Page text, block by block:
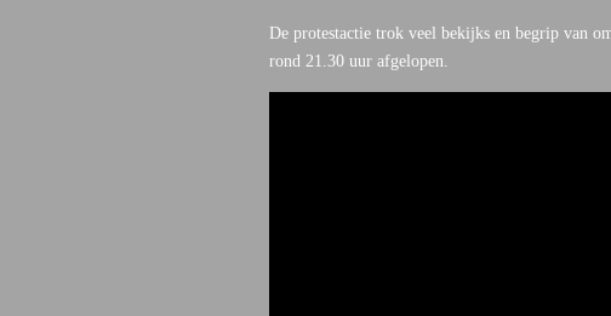
De protestactie trok veel bekijks en begrip van
rond 21.30 uur afgelopen.